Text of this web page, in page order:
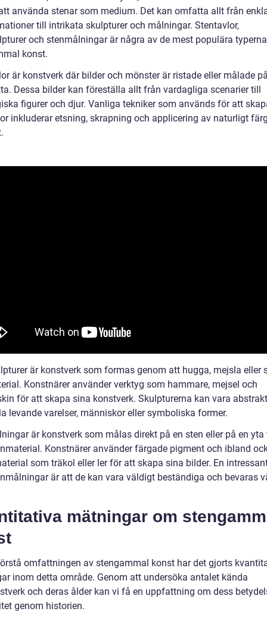
använda stenar som medium. Det kan omfatta allt från
till intrikata skulpturer och målningar. Stentavlor,
och stenmålningar är några av de mest populära
konst.
är konstverk där bilder och mönster är ristade eller målade
Dessa bilder kan föreställa allt från vardagliga scenarier till
figurer och djur. Vanliga tekniker som används för att
inkluderar etsning, skrapning och applicering av naturligt
är konstverk som formas genom att hugga, mejsla eller
Konstnärer använder verktyg som hammare, mejsel och
för att skapa sina konstverk. Skulpturerna kan vara
levande varelser, människor eller symboliska former.
är konstverk som målas direkt på en sten eller på en yta
Konstnärer använder färgade pigment och ibland
som träkol eller ler för att skapa sina bilder. En
är att de kan vara väldigt beständiga och bevaras
mätningar om
omfattningen av stengammal konst har det gjorts
inom detta område. Genom att undersöka antalet kända
och deras ålder kan vi få en uppfattning om dess
genom historien.